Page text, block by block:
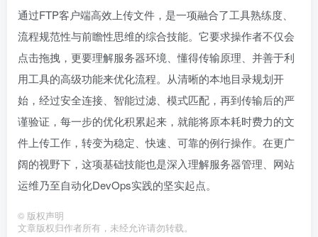
通过FTP客户端高效上传文件，是一项融合了工具熟练度、
流程规范性与前瞻性思维的综合技能。它要求操作者不仅会
点击拖拽，更要理解服务器环境、懂得传输原理、并善于利
用工具的高级功能来优化流程。从清晰的本地目录规划开
始，经过安全连接、智能过滤、模式匹配，再到传输后的严
谨验证，每一步的优化积累起来，就能将原本耗时费力的文
件上传工作，转变为稳定、快速、可靠的例行操作。在更广
阔的视野下，这项基础技能也是深入理解服务器管理、网站
运维乃至自动化DevOps实践的坚实起点。
© 版权声明
文章版权归作者所有，未经允许请勿转载。